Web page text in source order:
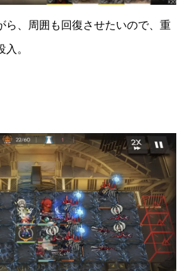
ら、周囲も回復させたいので、重
。